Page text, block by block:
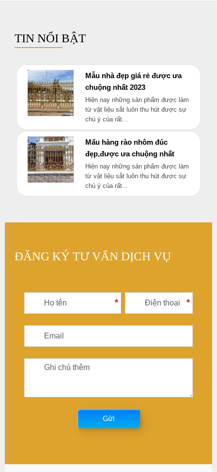
TIN NỔI BẬT
Mẫu nhà đẹp giá rẻ được ưa
chuộng nhất 2023
Hiện nay những sản phẩm được làm
từ vật liệu sắt luôn thu hút được sự
chú ý của rất...
Mẩu hàng rào nhôm đúc
đẹp,được ưa chuộng nhất
Hiện nay những sản phẩm được làm
từ vật liệu sắt luôn thu hút được sự
chú ý của rất...
ĐĂNG KÝ TƯ VẤN DỊCH VỤ
* *
Gửi